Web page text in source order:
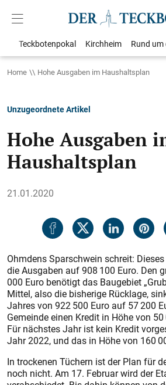
Teckbotenpokal Kirchheim Rund um
Home Hohe Ausgaben im Haushaltsplan
Unzugeordnete Artikel
Hohe Ausgaben
Haushaltsplan
21.01.2020
Ohmdens Sparschwein schreit:
die Ausgaben auf 908 100 Euro. Den
000 Euro benötigt das Baugebiet
Mittel, also die bisherige Rücklage,
Jahres von 922 500 Euro auf 57 200
Gemeinde einen Kredit in Höhe von
Für nächstes Jahr ist kein Kredit
Jahr 2022, und das in Höhe von 160
In trockenen Tüchern ist der Plan für
noch nicht. Am 17. Februar wird der